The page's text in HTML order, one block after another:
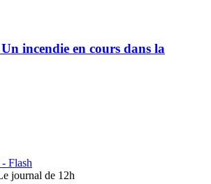
incendie en cours dans la
Flash
journal de 12h